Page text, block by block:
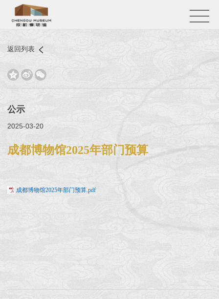
返回列表
  
公示
2025-03-20
成都博物馆2025年部门预算
成都博物馆2025年部门预算.pdf